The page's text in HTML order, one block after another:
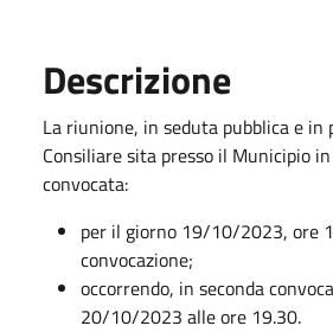
Descrizione
La riunione, in seduta pubblica e in
Consiliare sita presso il Municipio in
convocata:
per il giorno 19/10/2023, ore
convocazione;
occorrendo, in seconda
20/10/2023 alle ore 19.30.